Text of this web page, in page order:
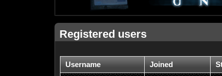
Registered users
Username Joined